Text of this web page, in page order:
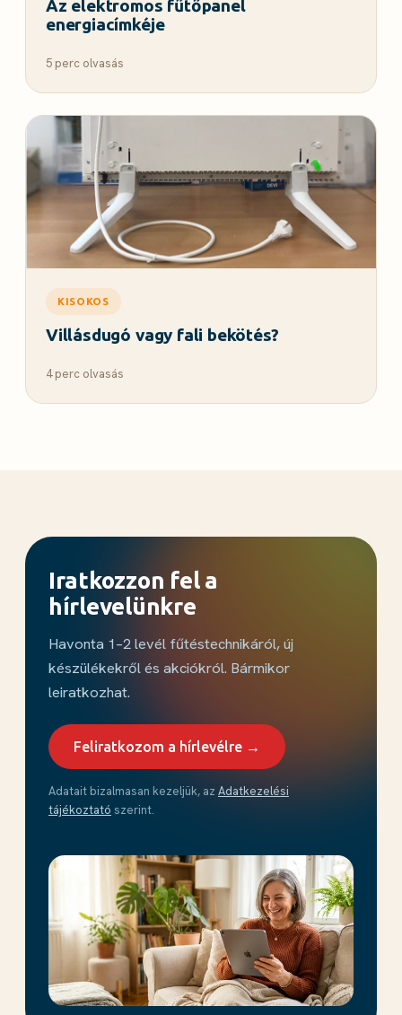
Az elektromos fűtőpanel
energiacímkéje
5 perc olvasás
KISOKOS
Villásdugó vagy fali bekötés?
4 perc olvasás
Iratkozzon fel a
hírlevelünkre
Havonta 1–2 levél fűtéstechnikáról, új
készülékekről és akciókról. Bármikor
leiratkozhat.
Feliratkozom a hírlevélre →
Adatait bizalmasan kezeljük, az Adatkezelési
tájékoztató szerint.